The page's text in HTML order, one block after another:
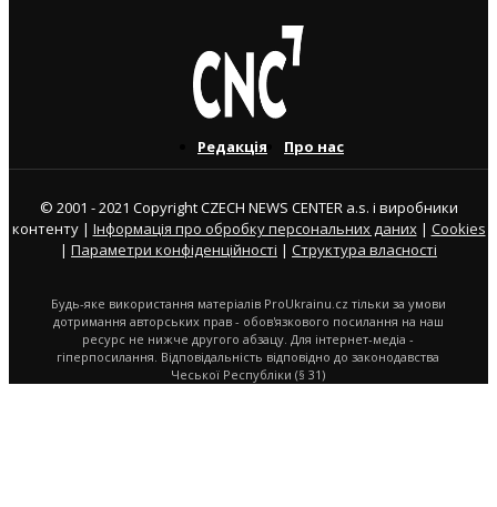
Редакція Про нас
© 2001 - 2021 Copyright CZECH NEWS CENTER a.s. і виробники
контенту | Інформація про обробку персональних даних| Cookies
| Параметри конфіденційності | Структура власності
Будь-яке використання матеріалів ProUkrainu.cz тільки за умови
дотримання авторських прав - обов'язкового посилання на наш
ресурс не нижче другого абзацу. Для інтернет-медіа -
гіперпосилання. Відповідальність відповідно до законодавства
Чеської Республіки (§ 31)